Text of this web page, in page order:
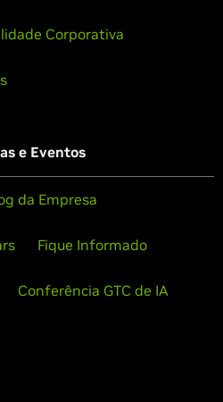
Corporativa
e Eventos
da Empresa
Fique Informado
Conferência GTC de IA